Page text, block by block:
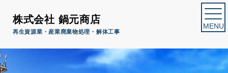
株式会社 鍋元商店
再生資源業・産業廃棄物処理・解体工事